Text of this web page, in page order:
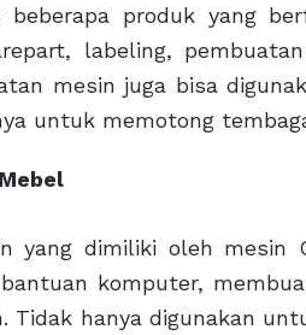
beberapa produk yang
labeling,
mesin juga bisa
untuk memotong
yang dimiliki oleh mesin
komputer,
Tidak hanya digunakan